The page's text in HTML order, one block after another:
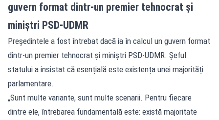
guvern format dintr-un premier tehnocrat și
miniștri PSD-UDMR
Președintele a fost întrebat dacă ia în calcul un guvern format
dintr-un premier tehnocrat și miniștri PSD-UDMR. Șeful
statului a insistat că esențială este existența unei majorități
parlamentare.
„Sunt multe variante, sunt multe scenarii. Pentru fiecare
dintre ele, întrebarea fundamentală este: există majoritate